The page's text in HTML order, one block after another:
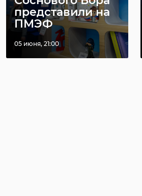
представили на
ПМЭФ
05 июня, 21:00